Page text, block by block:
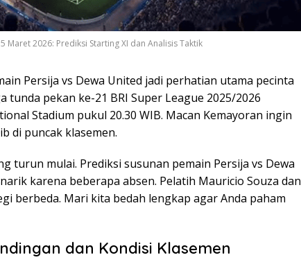
Maret 2026: Prediksi Starting XI dan Analisis Taktik
Persija vs Dewa United jadi perhatian utama pecinta
tunda pekan ke-21 BRI Super League 2025/2026
Stadium pukul 20.30 WIB. Macan Kemayoran ingin
di puncak klasemen.
turun mulai. Prediksi susunan pemain Persija vs Dewa
karena beberapa absen. Pelatih Mauricio Souza dan
berbeda. Mari kita bedah lengkap agar Anda paham
dan Kondisi Klasemen